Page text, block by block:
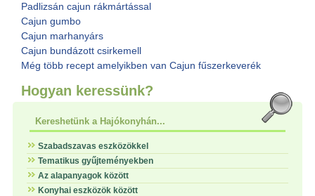
Padlizsán cajun rákmártással
Cajun gumbo
Cajun marhanyárs
Cajun bundázott csirkemell
Még több recept amelyikben van Cajun fűszerkeverék
Hogyan keressünk?
Kereshetünk a Hajókonyhán...
Szabadszavas eszközökkel
Tematikus gyűjteményekben
Az alapanyagok között
Konyhai eszközök között